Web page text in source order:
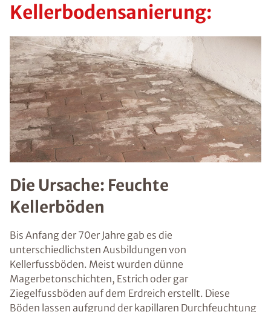
Kellerbodensanierung:
Die Ursache: Feuchte
Kellerböden
Bis Anfang der 70er Jahre gab es die
unterschiedlichsten Ausbildungen von
Kellerfussböden. Meist wurden dünne
Magerbetonschichten, Estrich oder gar
Ziegelfussböden auf dem Erdreich erstellt. Diese
Böden lassen aufgrund der kapillaren Durchfeuchtung